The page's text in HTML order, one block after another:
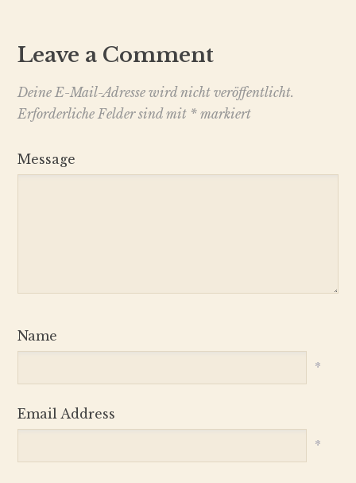
Leave a Comment
Deine E-Mail-Adresse wird nicht veröffentlicht.
Erforderliche Felder sind mit *markiert
Message
Name
*
Email Address
*